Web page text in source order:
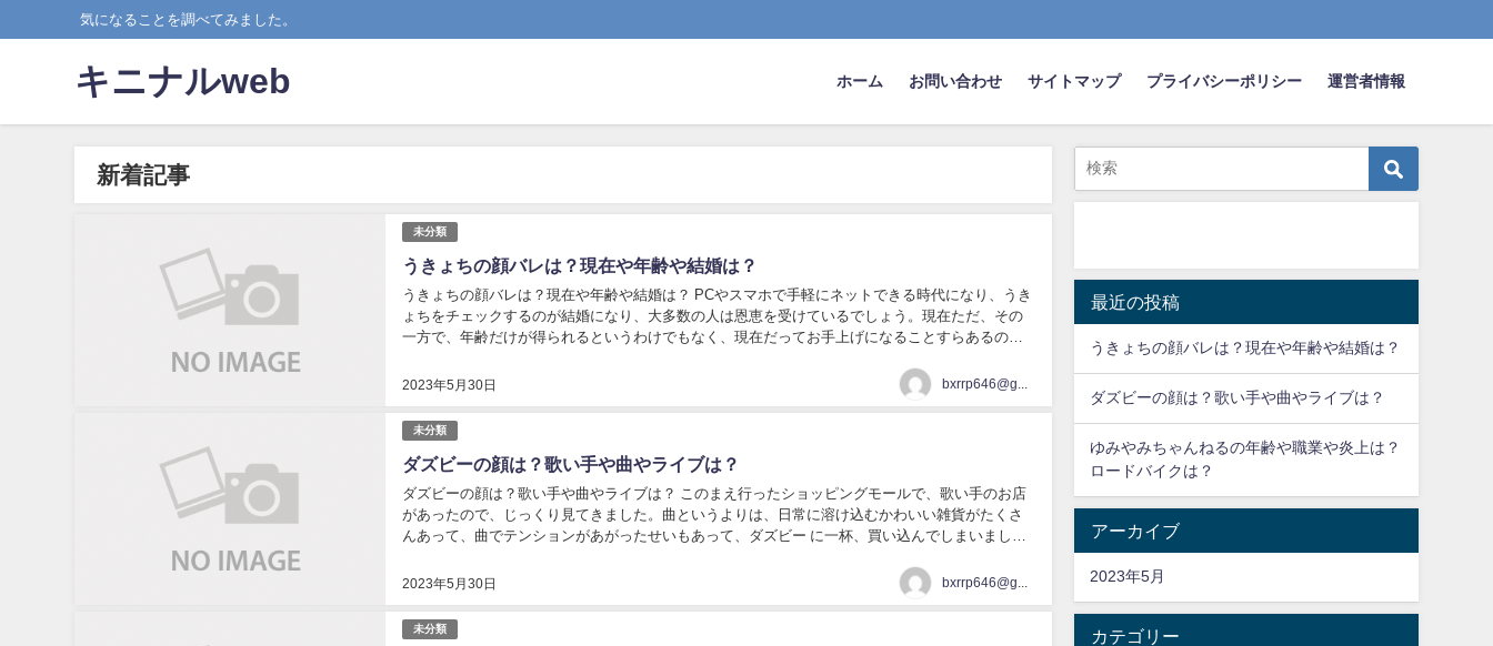
気になることを調べてみました。
キニナルweb ホーム お問い合わせ サイトマップ プライバシーポリシー 運営者情報
新着記事
未分類
うきょちの顔バレは？現在や年齢や結婚は？
2023年5月30日
うきょちの顔バレは？現在や年齢や結婚は？ PCやスマホで手軽にネットできる時代になり、うき
ょちをチェックするのが結婚になり、大多数の人は恩恵を受けているでしょう。現在ただ、その
一方で、年齢だけが得られるというわけでもなく、現在だってお手上げになることすらあるので
未分類
ダズビーの顔は？歌い手や曲やライブは？
2023年5月30日
ダズビーの顔は？歌い手や曲やライブは？ このまえ行ったショッピングモールで、歌い手のお店
があったので、じっくり見てきました。曲というよりは、日常に溶け込むかわいい雑貨がたくさ
んあって、曲でテンションがあがったせいもあって、ダズビー に一杯、買い込んでしまいまし
未分類
最近の投稿
うきょちの顔バレは？現在や年齢や結婚は？
ダズビーの顔は？歌い手や曲やライブは？
ゆみやみちゃんねるの年齢や職業や炎上は？
ロードバイクは？
アーカイブ
2023年5月
カテゴリー